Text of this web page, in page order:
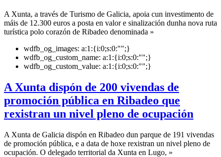
A Xunta, a través de Turismo de Galicia, apoia cun investimento de
máis de 12.300 euros a posta en valor e sinalización dunha nova ruta
turística polo corazón de Ribadeo denominada »
wdfb_og_images: a:1:{i:0;s:0:"";}
wdfb_og_custom_name: a:1:{i:0;s:0:"";}
wdfb_og_custom_value: a:1:{i:0;s:0:"";}
A Xunta dispón de 200 vivendas de
promoción pública en Ribadeo que
rexistran un nivel pleno de ocupación
A Xunta de Galicia dispón en Ribadeo dun parque de 191 vivendas
de promoción pública, e a data de hoxe rexistran un nivel pleno de
ocupación. O delegado territorial da Xunta en Lugo, »